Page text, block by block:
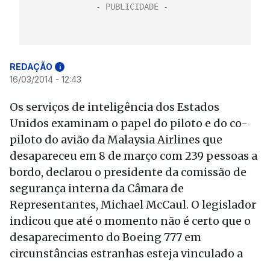
REDAÇÃO i
16/03/2014 - 12:43
Os serviços de inteligência dos Estados
Unidos examinam o papel do piloto e do co-
piloto do avião da Malaysia Airlines que
desapareceu em 8 de março com 239 pessoas a
bordo, declarou o presidente da comissão de
segurança interna da Câmara de
Representantes, Michael McCaul. O legislador
indicou que até o momento não é certo que o
desaparecimento do Boeing 777 em
circunstâncias estranhas esteja vinculado a